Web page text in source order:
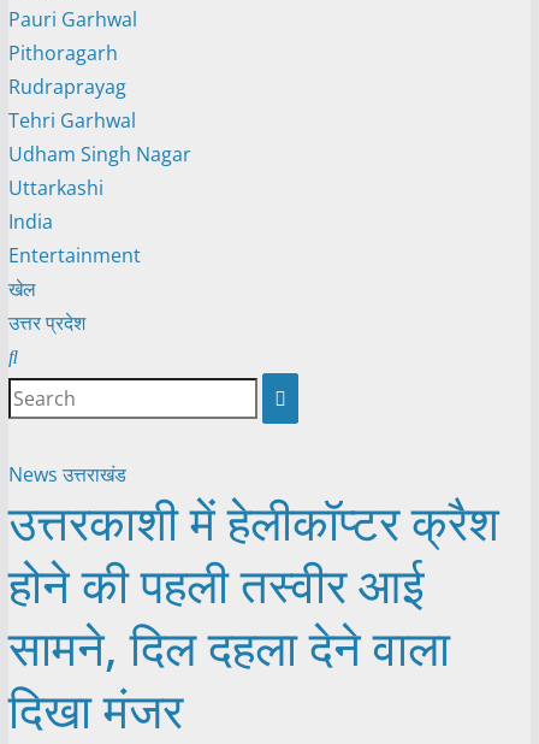
Pauri Garhwal
Pithoragarh
Rudraprayag
Tehri Garhwal
Udham Singh Nagar
Uttarkashi
India
Entertainment
खेल
उत्तर प्रदेश
Newsउत्तराखंड
उत्तरकाशी में हेलीकॉप्टर क्रैश
होने की पहली तस्वीर आई
सामने, दिल दहला देने वाला
दिखा मंजर